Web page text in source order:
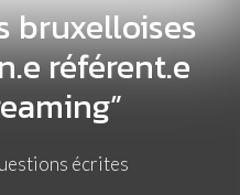
bruxelloises
référent.e
écrites